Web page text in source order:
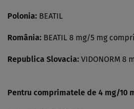
Polonia: BEATIL
România: BEATIL 8 mg/5 mg
Republica Slovacia: VIDONORM 8
Pentru comprimatele de 4 mg/10